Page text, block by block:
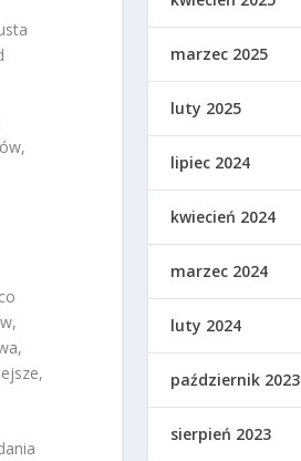
marzec 2025
luty 2025
lipiec 2024
kwiecień 2024
marzec 2024
luty 2024
październik 2023
sierpień 2023